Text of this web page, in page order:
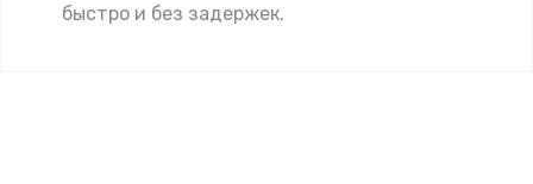
быстро и без задержек.